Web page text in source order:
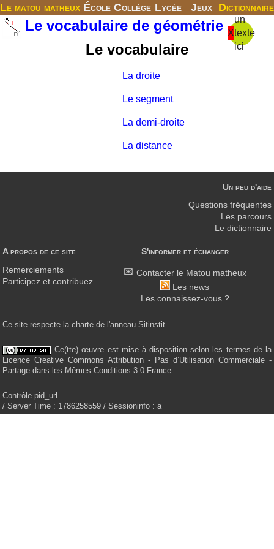
Le matou matheux École Collège Lycée Jeux Dictionnaire
X
un
texte
ici
Le vocabulaire de géométrie
Le vocabulaire
La droite
Le segment
La demi-droite
La distance
A propos de ce site
Remerciements
Participez et contribuez
S'informer et échanger
Contacter le Matou matheux
Les news
Les connaissez-vous ?
Un peu d'aide
Questions fréquentes
Les parcours
Le dictionnaire
Ce site respecte la charte de l'anneau Sitinstit.
Ce(tte) œuvre est mise à disposition selon les termes de la
Licence Creative Commons Attribution - Pas d’Utilisation Commerciale -
Partage dans les Mêmes Conditions 3.0 France.
Contrôle pid_url
/ Server Time : 1786258559 / Sessioninfo : a